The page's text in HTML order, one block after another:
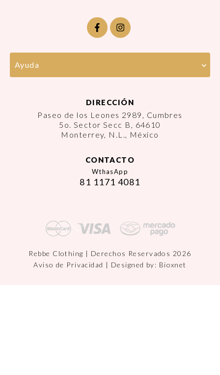
Ayuda
DIRECCIÓN
Paseo de los Leones 2989, Cumbres
5o. Sector Secc B, 64610
Monterrey, N.L., México
CONTACTO
WthasApp
81 1171 4081
Rebbe Clothing | Derechos Reservados 2026
Aviso de Privacidad | Designed by: Bioxnet